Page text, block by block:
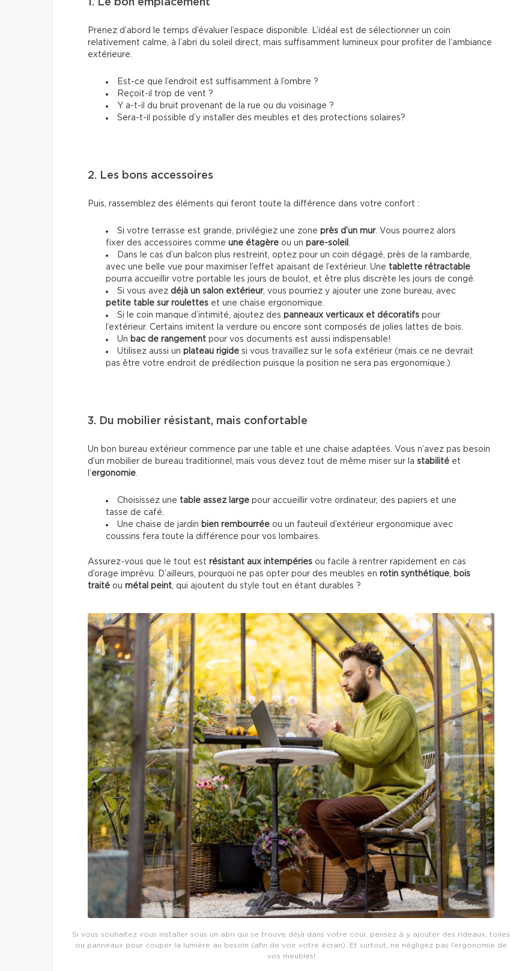
1. Le bon emplacement
Prenez d’abord le temps d’évaluer l’espace disponible. L’idéal est de sélectionner un coin
relativement calme, à l’abri du soleil direct, mais suffisamment lumineux pour profiter de l’ambiance
extérieure.
Est-ce que l’endroit est suffisamment à l’ombre ?
Reçoit-il trop de vent ?
Y a-t-il du bruit provenant de la rue ou du voisinage ?
Sera-t-il possible d’y installer des meubles et des protections solaires?
2. Les bons accessoires
Puis, rassemblez des éléments qui feront toute la différence dans votre confort :
Si votre terrasse est grande, privilégiez une zone près d’un mur. Vous pourrez alors
fixer des accessoires comme une étagère ou un pare-soleil .
Dans le cas d’un balcon plus restreint, optez pour un coin dégagé, près de la rambarde,
avec une belle vue pour maximiser l’effet apaisant de l’extérieur. Une tablette rétractable
pourra accueillir votre portable les jours de boulot, et être plus discrète les jours de congé.
Si vous avez déjà un salon extérieur, vous pourriez y ajouter une zone bureau, avec
petite table sur roulettes et une chaise ergonomique.
Si le coin manque d’intimité, ajoutez des panneaux verticaux et décoratifs pour
l’extérieur. Certains imitent la verdure ou encore sont composés de jolies lattes de bois.
Un bac de rangement pour vos documents est aussi indispensable!
Utilisez aussi un plateau rigide si vous travaillez sur le sofa extérieur (mais ce ne devrait
pas être votre endroit de prédilection puisque la position ne sera pas ergonomique.)
3. Du mobilier résistant, mais confortable
Un bon bureau extérieur commence par une table et une chaise adaptées. Vous n’avez pas besoin
d’un mobilier de bureau traditionnel, mais vous devez tout de même miser sur la stabilité et
l’ergonomie.
Choisissez une table assez large pour accueillir votre ordinateur, des papiers et une
tasse de café.
Une chaise de jardin bien rembourrée ou un fauteuil d’extérieur ergonomique avec
coussins fera toute la différence pour vos lombaires.
Assurez-vous que le tout est résistant aux intempéries ou facile à rentrer rapidement en cas
d’orage imprévu. D’ailleurs, pourquoi ne pas opter pour des meubles en rotin synthétique, bois
traité ou métal peint, qui ajoutent du style tout en étant durables ?
Si vous souhaitez vous installer sous un abri qui se trouve déjà dans votre cour, pensez à y ajouter des rideaux, toiles
ou panneaux pour couper la lumière au besoin (afin de voir votre écran). Et surtout, ne négligez pas l’ergonomie de
vos meubles!